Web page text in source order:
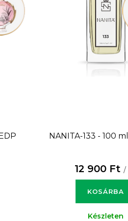
NANITA-133 - 100 ml
12 900 Ft/
KOSÁRBA
Készleten